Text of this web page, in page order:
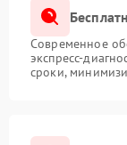
Современное
экспресс-
сроки,